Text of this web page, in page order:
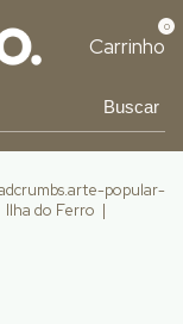
Carrinho
0
Buscar
popular-
Ilha do Ferro |